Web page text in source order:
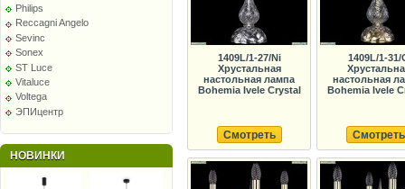
Philips
Reccagni Angelo
Sevinc
Sonex
ST Luce
Vitaluce
Voltega
ЭПИцентр
НОВИНКИ
1409L/1-27/Ni
Хрустальная
настольная лампа
Bohemia Ivele Crystal
Смотреть
1409L/1-31/
настольная
Bohemia Ivele
Смотреть